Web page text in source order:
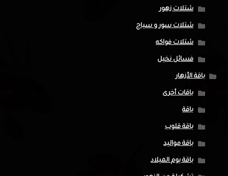
شتلات زهور
شتلات سور و سياج
شتلات فواكه
فسائل نخيل
باقة الأزهار
باقات أخرى
باقة
باقة قلوب
باقة مواليد
باقة يوم الميلاد